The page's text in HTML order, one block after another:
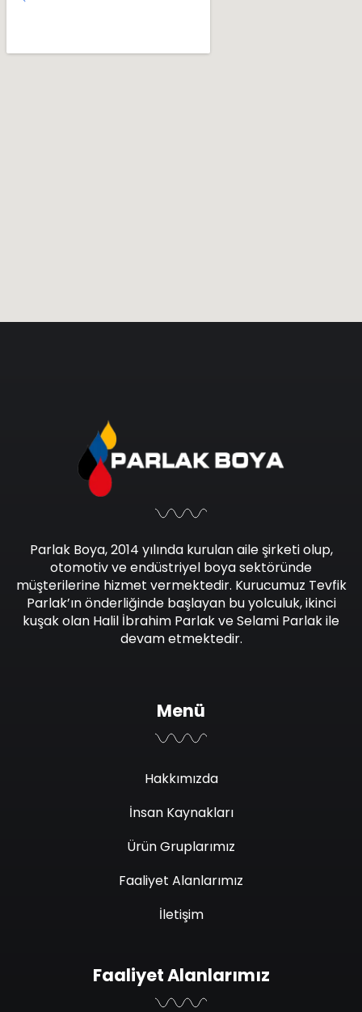
Parlak Boya, 2014 yılında kurulan aile şirketi olup,
otomotiv ve endüstriyel boya sektöründe
müşterilerine hizmet vermektedir. Kurucumuz Tevfik
Parlak’ın önderliğinde başlayan bu yolculuk, ikinci
kuşak olan Halil İbrahim Parlak ve Selami Parlak ile
devam etmektedir.
Menü
Hakkımızda
İnsan Kaynakları
Ürün Gruplarımız
Faaliyet Alanlarımız
İletişim
Faaliyet Alanlarımız